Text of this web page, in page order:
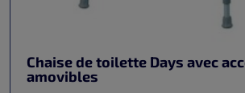
Chaise de toilette Days avec
amovibles